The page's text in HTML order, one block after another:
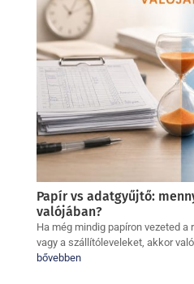
Papír vs adatgyűjtő:
valójában?
Ha még mindig papíron vezeted
vagy a szállítóleveleket, akkor
bővebben